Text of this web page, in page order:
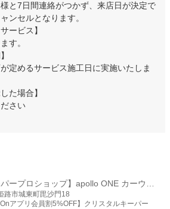
と7日間連絡がつかず、来店日が決定で
ンセルとなります。
ービス】
す。
定めるサービス施工日に実施いたしま
た場合】
さい
【キーパープロショップ】apollo ONE カーウォッシュ姫路
路市城東町毘沙門18
アプリ会員割5%OFF】クリスタルキーパー